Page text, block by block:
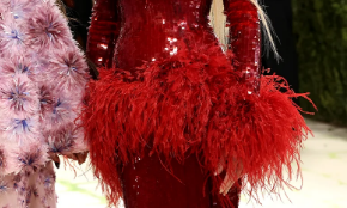
イン・新規会員登録